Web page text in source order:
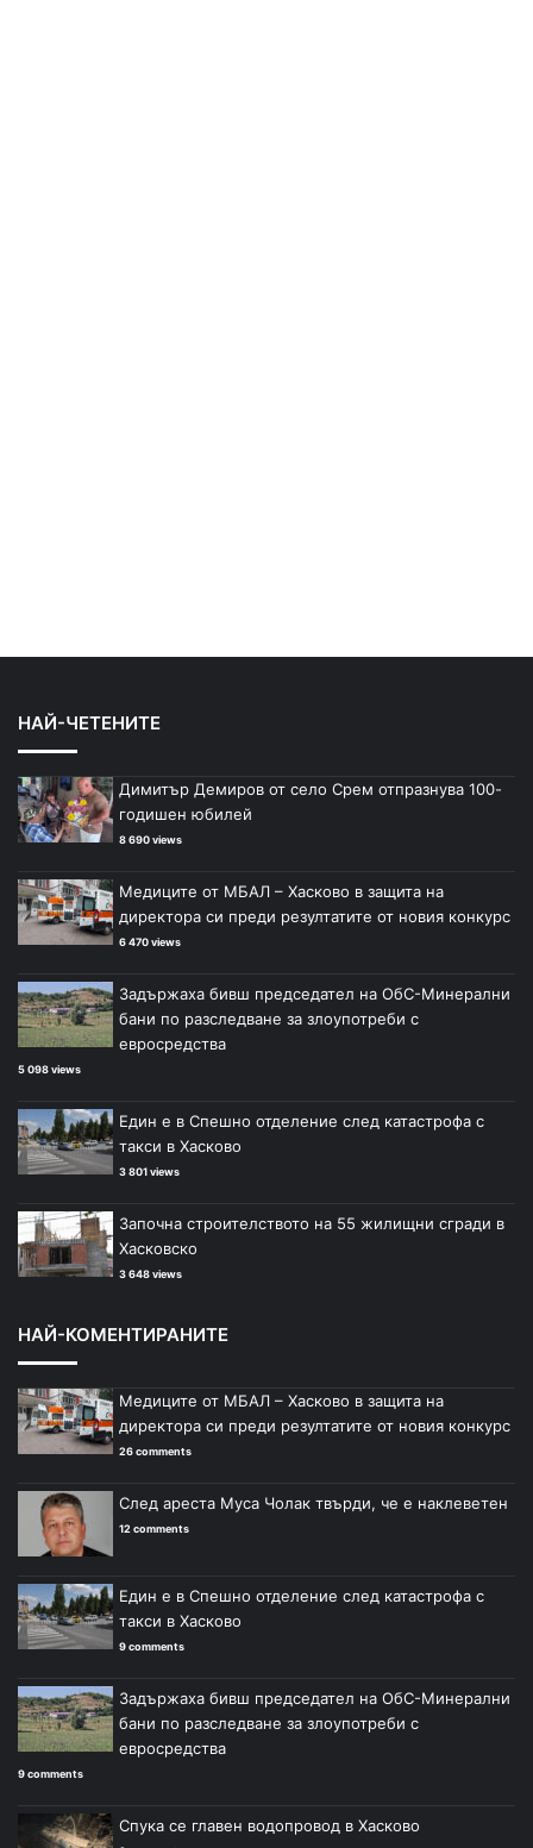
НАЙ-ЧЕТЕНИТЕ
Димитър Демиров от село Срем отпразнува 100-
годишен юбилей
8 690 views
Медиците от МБАЛ – Хасково в защита на
директора си преди резултатите от новия конкурс
6 470 views
Задържаха бивш председател на ОбС-Минерални
бани по разследване за злоупотреби с
евросредства
5 098 views
Един е в Спешно отделение след катастрофа с
такси в Хасково
3 801 views
Започна строителството на 55 жилищни сгради в
Хасковско
3 648 views
НАЙ-КОМЕНТИРАНИТЕ
Медиците от МБАЛ – Хасково в защита на
директора си преди резултатите от новия конкурс
26 comments
След ареста Муса Чолак твърди, че е наклеветен
12 comments
Един е в Спешно отделение след катастрофа с
такси в Хасково
9 comments
Задържаха бивш председател на ОбС-Минерални
бани по разследване за злоупотреби с
евросредства
9 comments
Спука се главен водопровод в Хасково